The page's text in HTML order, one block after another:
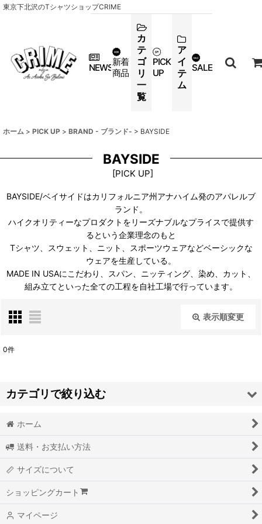
東京下北沢のTシャツショップCRIME
NEWS新着
商品
カ
テ
ゴ
リ
一
覧
PICK
UP
ア
イ
テ
ム
SALE
ホーム > PICK UP > BRAND - ブランド- > BAYSIDE
BAYSIDE
[PICK UP]
BAYSIDE/ベイサイドはカリフォルニア州アナハイム発のアパレルブ
ランド。
ハイクオリティーなプロダクトをリーズナブルなプライスで提供す
るという企業理念のもと
Tシャツ、スウェット、ニット、スポーツウェアなどベーシックな
ウェアを生産している。
MADE IN USAにこだわり、スパン、ニッティング、染め、カット、
組み立てといった全ての工程を自社工場で行っています。
表示順変更
:
0件
カテゴリで絞り込む
BRAND - ブランド- (全商品)
ANVIL
AS COLOUR
ホーム
送料・お支払い方法
サイズについて
ショッピングカート
マイページ